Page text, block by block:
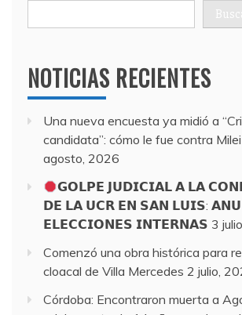
NOTICIAS RECIENTES
Una nueva encuesta ya midió a
candidata”: cómo le fue contra
agosto, 2026
𝗚𝗢𝗟𝗣𝗘 𝗝𝗨𝗗𝗜𝗖𝗜𝗔𝗟 𝗔 𝗟𝗔
𝗗𝗘 𝗟𝗔 𝗨𝗖𝗥 𝗘𝗡 𝗦𝗔𝗡 𝗟𝗨𝗜𝗦:
𝗘𝗟𝗘𝗖𝗖𝗜𝗢𝗡𝗘𝗦 𝗜𝗡𝗧𝗘𝗥𝗡𝗔𝗦 3
Comenzó una obra histórica para
cloacal de Villa Mercedes 2 julio,
Córdoba: Encontraron muerta a